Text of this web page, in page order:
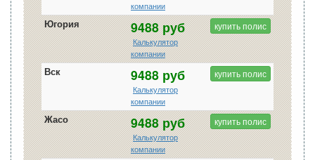
компании
Югория 9488 руб
Калькулятор
компании
купить полис
Вск 9488 руб
Калькулятор
компании
купить полис
Жасо 9488 руб
Калькулятор
компании
купить полис